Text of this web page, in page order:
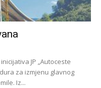
JP „Autoceste
za izmjenu glavnog
Iz...